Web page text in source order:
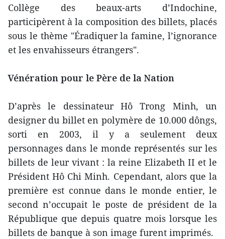
Collège des beaux-arts d’Indochine,
participèrent à la composition des billets, placés
sous le thème "Éradiquer la famine, l’ignorance
et les envahisseurs étrangers".
Vénération pour le Père de la Nation
D’après le dessinateur Hô Trong Minh, un
designer du billet en polymère de 10.000 dôngs,
sorti en 2003, il y a seulement deux
personnages dans le monde représentés sur les
billets de leur vivant : la reine Elizabeth II et le
Président Hô Chi Minh. Cependant, alors que la
première est connue dans le monde entier, le
second n’occupait le poste de président de la
République que depuis quatre mois lorsque les
billets de banque à son image furent imprimés.